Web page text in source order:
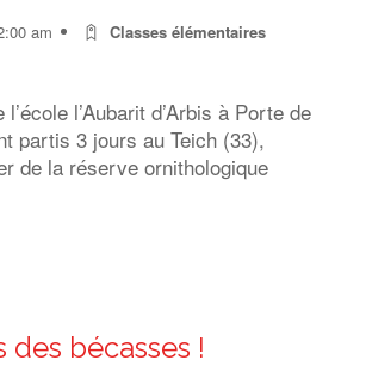
am
Classes élémentaires
l’Aubarit d’Arbis à Porte de
partis 3 jours au Teich (33),
de la réserve ornithologique
des bécasses !